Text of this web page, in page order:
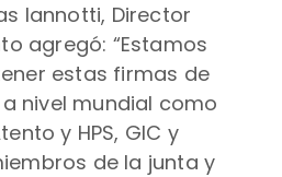
Iannotti, Director
agregó: “Estamos
estas firmas de
nivel mundial como
y HPS, GIC y
de la junta y